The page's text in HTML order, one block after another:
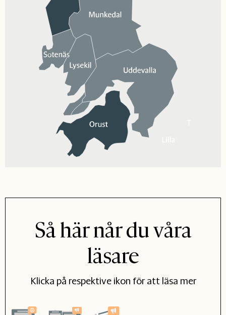
Så här når du våra
läsare
Klicka på respektive ikon för att läsa mer